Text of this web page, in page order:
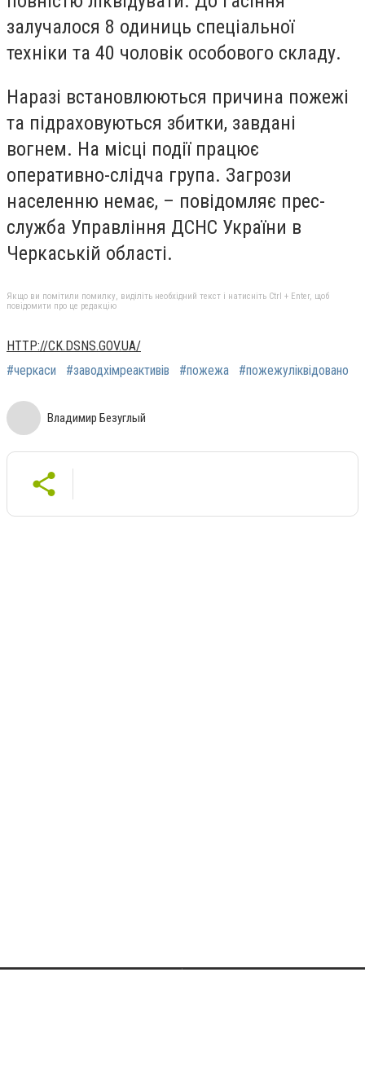
залучалося 8 одиниць спеціальної
техніки та 40 чоловік особового складу.
Наразі встановлюються причина пожежі
та підраховуються збитки, завдані
вогнем. На місці події працює
оперативно-слідча група. Загрози
населенню немає, – повідомляє прес-
служба Управління ДСНС України в
Черкаській області.
Якщо ви помітили помилку, виділіть необхідний текст і натисніть Ctrl + Enter, щоб
повідомити про це редакцію
HTTP://CK.DSNS.GOV.UA/
#черкаси
#заводхімреактивів #пожежа #пожежуліквідовано
Владимир Безуглый